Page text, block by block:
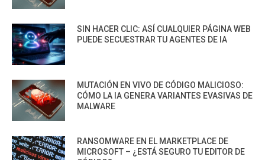
SIN HACER CLIC: ASÍ CUALQUIER PÁGINA WEB
PUEDE SECUESTRAR TU AGENTES DE IA
MUTACIÓN EN VIVO DE CÓDIGO MALICIOSO:
CÓMO LA IA GENERA VARIANTES EVASIVAS DE
MALWARE
RANSOMWARE EN EL MARKETPLACE DE
MICROSOFT – ¿ESTÁ SEGURO TU EDITOR DE